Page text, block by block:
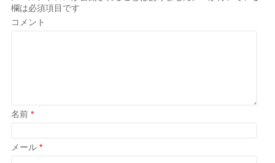
欄は必須項目です
コメント
名前*
メール*